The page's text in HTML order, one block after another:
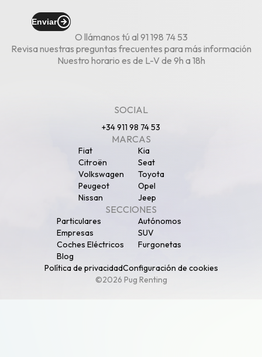
Enviar
O llámanos tú al 91 198 74 53
Revisa nuestras preguntas frecuentes para más información
Nuestro horario es de L-V de 9h a 18h
SOCIAL
+34 911 98 74 53
MARCAS
Fiat
Kia
Citroën
Seat
Volkswagen
Toyota
Peugeot
Opel
Nissan
Jeep
SECCIONES
Particulares
Autónomos
Empresas
SUV
Coches Eléctricos
Furgonetas
Blog
Política de privacidadConfiguración de cookies
©2026 Pug Renting